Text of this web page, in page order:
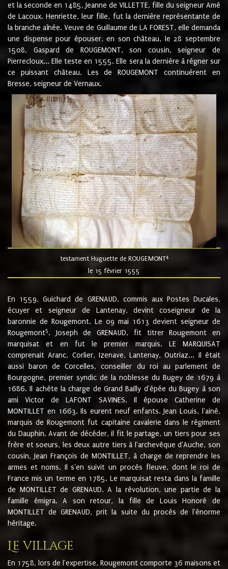
et la seconde en 1485, Jeanne de VILLETTE, fille du seigneur Amé
de Lacoux. Henriette, leur fille, fut la dernière représentante de
la branche aînée. Veuve de Guillaume de LA FOREST, elle demanda
une dispense pour épouser, en son château, le 28 septembre
1508, Gaspard de ROUGEMONT, son cousin, seigneur de
Pierrecloux... Elle teste en 1555. Elle sera la dernière à régner sur
ce puissant château. Les de ROUGEMONT continuèrent en
Bresse, seigneur de Vernaux.
testament Huguette de ROUGEMONT4
le 15 février 1555
En 1559, Guichard de GRENAUD, commis aux Postes Ducales,
écuyer et seigneur de Lantenay, devint coseigneur de la
baronnie de Rougemont. Le 09 mai 1613 devient seigneur de
Rougemont5. Joseph de GRENAUD, fit titrer Rougemont en
marquisat et en fut le premier marquis. LE MARQUISAT
comprenait Aranc, Corlier, Izenave, Lantenay, Outriaz... Il était
aussi baron de Corcelles, conseiller du roi au parlement de
Bourgogne, premier syndic de la noblesse du Bugey de 1679 à
1686. Il achète la charge de Grand Bailly d'épée du Bugey à son
ami Victor de LAFONT SAVINES. Il épouse Catherine de
MONTILLET en 1663. Ils eurent neuf enfants. Jean Louis, l'ainé,
marquis de Rougemont fut capitaine cavalerie dans le régiment
du Dauphin. Avant de décéder, il fit le partage, un tiers pour ses
frère et soeurs, les deux autre tiers à l'archevêque d'Auche, son
cousin, Jean François de MONTILLET, à charge de reprendre les
armes et noms. Il s'en suivit un procès fleuve, dont le roi de
France mis un terme en 1785. Le marquisat resta dans la famille
de MONTILLET de GRENAUD. A la révolution, une partie de la
famille émigra. A son retour, la fille de Louis Honoré de
MONTILLET de GRENAUD, prit la suite du procès de l'énorme
héritage.
Le village
En 1758, lors de l'expertise, Rougemont comporte 36 maisons et